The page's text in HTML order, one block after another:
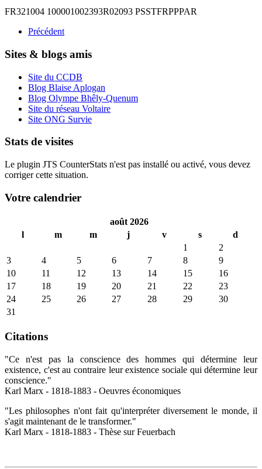
FR321004 100001002393R02093 PSSTFRPPPAR
Précédent
Sites & blogs amis
Site du CCDB
Blog Blaise Aplogan
Blog Olympe Bhêly-Quenum
Site du réseau Voltaire
Site ONG Survie
Stats de visites
Le plugin JTS CounterStats n'est pas installé ou activé, vous devez
corriger cette situation.
Votre calendrier
août 2026
l
m m j v s
d
1
2
3
4 5 6 7 8
9
10
11 12 13 14 15
16
17
18 19 20 21 22
23
24
25 26 27 28 29
30
31
Citations
"Ce n'est pas la conscience des hommes qui détermine leur
existence, c'est au contraire leur existence sociale qui détermine leur
conscience."
Karl Marx - 1818-1883 - Oeuvres économiques
"Les philosophes n'ont fait qu'interpréter diversement le monde, il
s'agit maintenant de le transformer."
Karl Marx - 1818-1883 - Thèse sur Feuerbach